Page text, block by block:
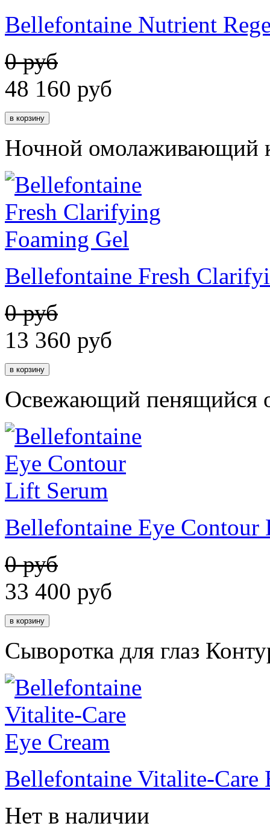
Bellefontaine Nutrient
0 руб
48 160 руб
Ночной омолаживающий
Bellefontaine Fresh
0 руб
13 360 руб
Освежающий пенящийся
Bellefontaine Eye Contour
0 руб
33 400 руб
Сыворотка для глаз
Bellefontaine Vitalite-Care
Нет в наличии